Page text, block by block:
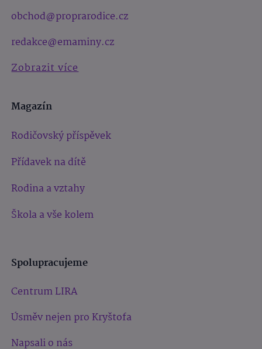
obchod@proprarodice.cz
redakce@emaminy.cz
Zobrazit více
Magazín
Rodičovský příspěvek
Přídavek na dítě
Rodina a vztahy
Škola a vše kolem
Spolupracujeme
Centrum LIRA
Úsměv nejen pro Kryštofa
Napsali o nás